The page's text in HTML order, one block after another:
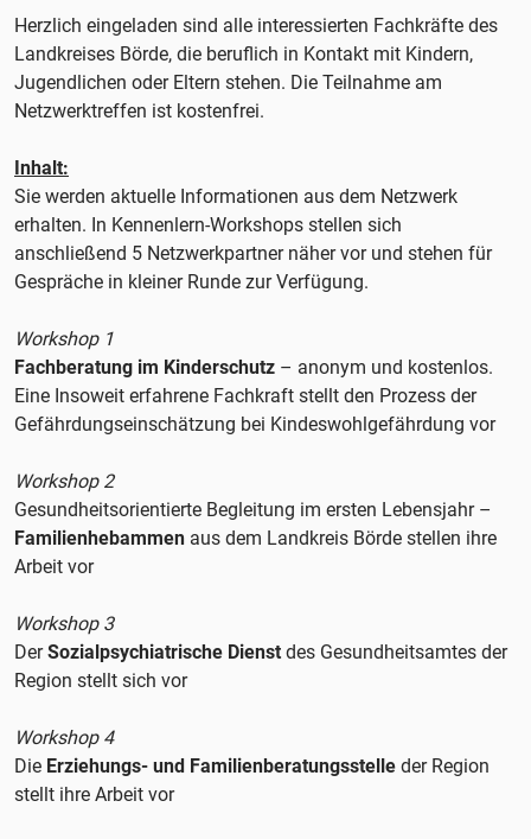
Herzlich eingeladen sind alle interessierten Fachkräfte des
Landkreises Börde, die beruflich in Kontakt mit Kindern,
Jugendlichen oder Eltern stehen. Die Teilnahme am
Netzwerktreffen ist kostenfrei.
Inhalt:
Sie werden aktuelle Informationen aus dem Netzwerk
erhalten. In Kennenlern-Workshops stellen sich
anschließend 5 Netzwerkpartner näher vor und stehen für
Gespräche in kleiner Runde zur Verfügung.
Workshop 1
Fachberatung im Kinderschutz – anonym und kostenlos.
Eine Insoweit erfahrene Fachkraft stellt den Prozess der
Gefährdungseinschätzung bei Kindeswohlgefährdung vor
Workshop 2
Gesundheitsorientierte Begleitung im ersten Lebensjahr –
Familienhebammen aus dem Landkreis Börde stellen ihre
Arbeit vor
Workshop 3
DerSozialpsychiatrische Dienst des Gesundheitsamtes der
Region stellt sich vor
Workshop 4
Die Erziehungs- und Familienberatungsstelle der Region
stellt ihre Arbeit vor